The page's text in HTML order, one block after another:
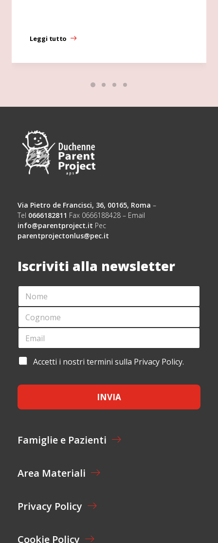
Leggi tutto
Via Pietro de Francisci, 36, 00165, Roma –
Tel 0666182811 Fax 0666188428 – Email
info@parentproject.it Pec
parentprojectonlus@pec.it
Iscriviti alla newsletter
N
M
N
E
I
N
M
*
C
G
O
E
E
A
I
L
A
E
T
O
*
Accetti i nostri termini sulla Privacy Policy.
INVIA
Famiglie e Pazienti
Area Materiali
Privacy Policy
Cookie Policy